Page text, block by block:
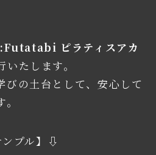
ピラティスアカ
いたします。
びの土台として、安心して
ンプル】⇩